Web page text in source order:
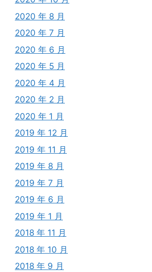
2020 年 8 月
2020 年 7 月
2020 年 6 月
2020 年 5 月
2020 年 4 月
2020 年 2 月
2020 年 1 月
2019 年 12 月
2019 年 11 月
2019 年 8 月
2019 年 7 月
2019 年 6 月
2019 年 1 月
2018 年 11 月
2018 年 10 月
2018 年 9 月